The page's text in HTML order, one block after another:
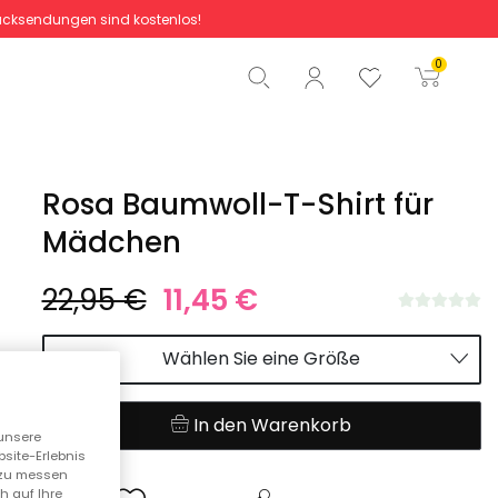
sind kostenlos!
0
Gesamtbetrag 0,00 €
Start der Bestellung
Rosa Baumwoll-T-Shirt für
Mädchen
22,95 € 11,45 €
Wählen Sie eine Größe
In den Warenkorb
Erlebnis
messen
auf Ihre